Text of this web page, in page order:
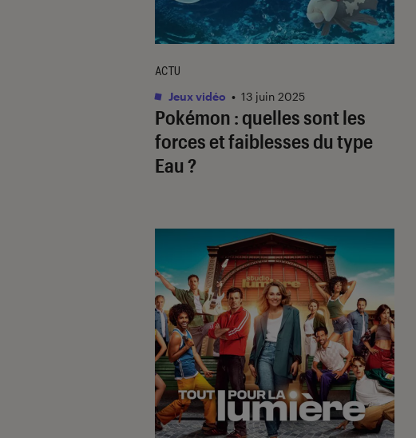
Pokémon : quelles sont les
forces et faiblesses du type
Eau ?
ACTU
Jeux vidéo • 13 juin 2025